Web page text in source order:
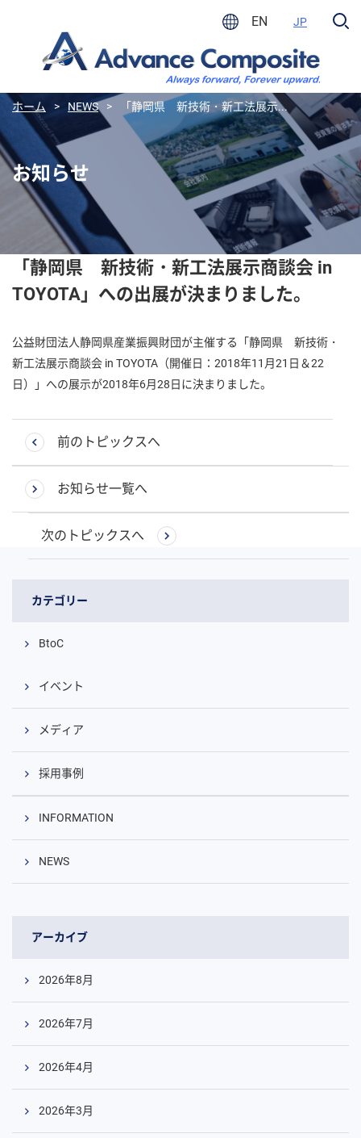
EN JP
ホーム > NEWS > 「静岡県 新技術・新工法展示...
お知らせ
「静岡県 新技術・新工法展示商談会 in
TOYOTA」への出展が決まりました。
公益財団法人静岡県産業振興財団が主催する「静岡県 新技術・
新工法展示商談会 in TOYOTA（開催日：2018年11月21日＆22
日）」への展示が2018年6月28日に決まりました。
前のトピックスへ
お知らせ一覧へ
次のトピックスへ
カテゴリー
BtoC
イベント
メディア
採用事例
INFORMATION
NEWS
アーカイブ
2026年8月
2026年7月
2026年4月
2026年3月